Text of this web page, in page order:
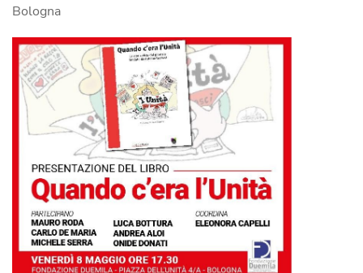
Bologna